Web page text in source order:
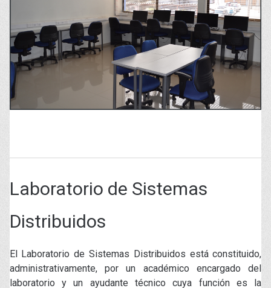
Laboratorio de Sistemas
Distribuidos
El Laboratorio de Sistemas Distribuidos está constituido,
administrativamente, por un académico encargado del
laboratorio y un ayudante técnico cuya función es la